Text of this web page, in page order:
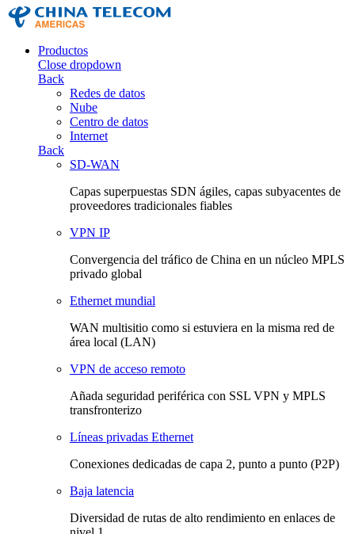
Productos
Close dropdown
Back
Redes de datos
Nube
Centro de datos
Internet
Back
SD-WAN
Capas superpuestas SDN ágiles, capas subyacentes de
proveedores tradicionales fiables
VPN IP
Convergencia del tráfico de China en un núcleo MPLS
privado global
Ethernet mundial
WAN multisitio como si estuviera en la misma red de
área local (LAN)
VPN de acceso remoto
Añada seguridad periférica con SSL VPN y MPLS
transfronterizo
Líneas privadas Ethernet
Conexiones dedicadas de capa 2, punto a punto (P2P)
Baja latencia
Diversidad de rutas de alto rendimiento en enlaces de